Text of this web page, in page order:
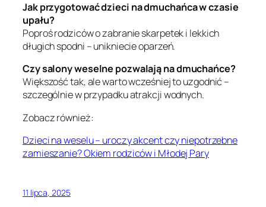
Jak przygotować dzieci na dmuchańca w czasie
upału?
Poproś rodziców o zabranie skarpetek i lekkich
długich spodni – unikniecie oparzeń.
Czy salony weselne pozwalają na dmuchańce?
Większość tak, ale warto wcześniej to uzgodnić –
szczególnie w przypadku atrakcji wodnych.
Zobacz również:
Dzieci na weselu – uroczy akcent czy niepotrzebne
zamieszanie? Okiem rodziców i Młodej Pary
11 lipca, 2025